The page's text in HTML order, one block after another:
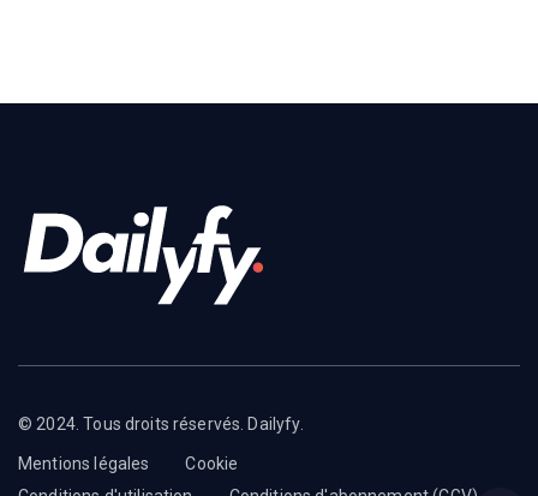
© 2024. Tous droits réservés. Dailyfy.
Mentions légales
Cookie